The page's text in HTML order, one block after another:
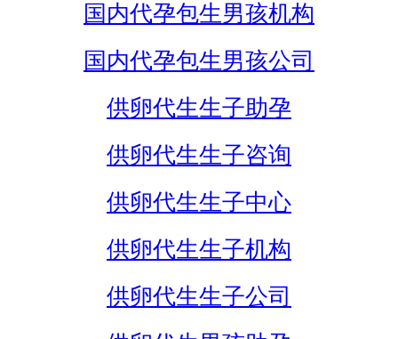
国内代孕包生男孩机构
国内代孕包生男孩公司
供卵代生生子助孕
供卵代生生子咨询
供卵代生生子中心
供卵代生生子机构
供卵代生生子公司